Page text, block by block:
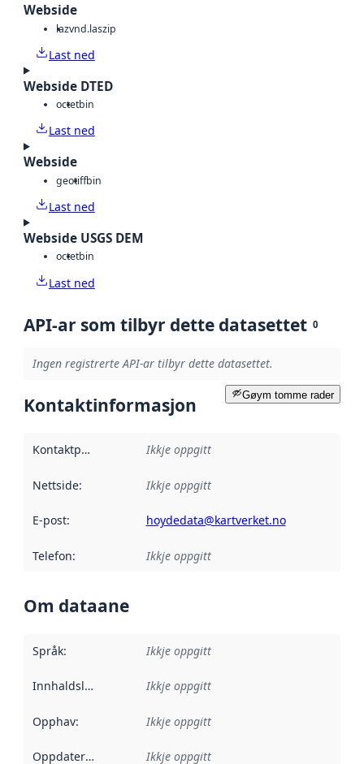
Webside
lazvnd.laszip
Last ned
Webside DTED
octetbin
Last ned
Webside
geotiffbin
Last ned
Webside USGS DEM
octetbin
Last ned
API-ar som tilbyr dette datasettet 0
Ingen registrerte API-ar tilbyr dette datasettet.
Gøym tomme rader
Kontaktinformasjon
Kontaktpunkt Ikkje oppgitt
Nettside: Ikkje oppgitt
E-post: hoydedata@kartverket.no
Telefon: Ikkje oppgitt
Om dataane
Språk: Ikkje oppgitt
Innhaldsleverandørar :
Ikkje oppgitt
Opphav: Ikkje oppgitt
Oppdateringsfrekvens :
Ikkje oppgitt